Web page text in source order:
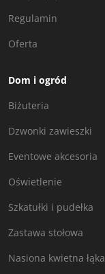
Regulamin
Oferta
Dom i ogród
Biżuteria
Dzwonki zawieszki
Eventowe akcesoria
Oświetlenie
Szkatułki i pudełka
Zastawa stołowa
Nasiona kwietna łąka